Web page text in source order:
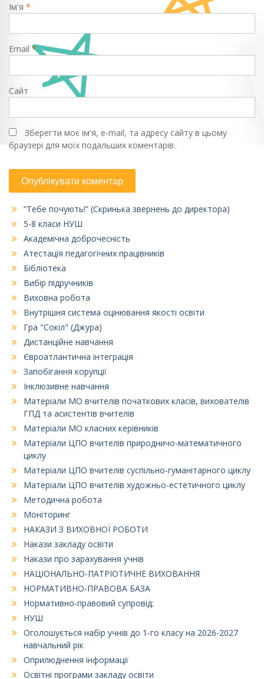
Ім'я *
Email *
Сайт
Зберегти моє ім'я, e-mail, та адресу сайту в цьому
браузері для моїх подальших коментарів.
“Тебе почують!” (Скринька звернень до директора)
5-8 класи НУШ
Академічна доброчесність
Атестація педагогічних працівників
Бібліотека
Вибір підручників
Виховна робота
Внутрішня система оцінювання якості освіти
Гра "Сокіл" (Джура)
Дистанційне навчання
Євроатлантична інтеграція
Запобігання корупції
Інклюзивне навчання
Матеріали МО вчителів початкових класів, вихователів
ГПД та асистентів вчителів
Матеріали МО класних керівників
Матеріали ЦПО вчителів природничо-математичного
циклу
Матеріали ЦПО вчителів суспільно-гуманітарного циклу
Матеріали ЦПО вчителів художньо-естетичного циклу
Методична робота
Моніторинг
НАКАЗИ З ВИХОВНОЇ РОБОТИ
Накази закладу освіти
Накази про зарахування учнів
НАЦІОНАЛЬНО-ПАТРІОТИЧНЕ ВИХОВАННЯ
НОРМАТИВНО-ПРАВОВА БАЗА
Нормативно-правовий супровід:
НУШ
Оголошується набір учнів до 1-го класу на 2026-2027
навчальний рік
Оприлюднення інформації
Освітні програми закладу освіти